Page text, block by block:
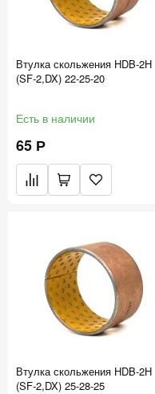
Втулка скольжения HDB-2H
(SF-2,DX) 22-25-20
Есть в наличии
65 Р
Втулка скольжения HDB-2H
(SF-2,DX) 25-28-25